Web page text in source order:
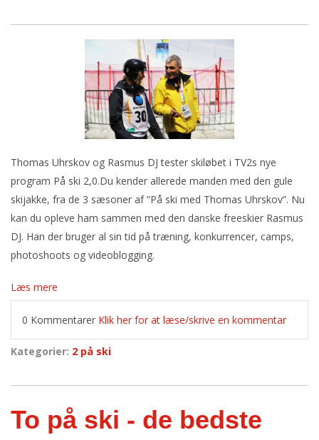
Thomas Uhrskov og Rasmus DJ tester skiløbet i TV2s nye
program På ski 2,0.Du kender allerede manden med den gule
skijakke, fra de 3 sæsoner af ”På ski med Thomas Uhrskov”. Nu
kan du opleve ham sammen med den danske freeskier Rasmus
DJ. Han der bruger al sin tid på træning, konkurrencer, camps,
photoshoots og videoblogging.
Læs mere
0 Kommentarer Klik her for at læse/skrive en kommentar
Kategorier: 2 på ski
To på ski - de bedste